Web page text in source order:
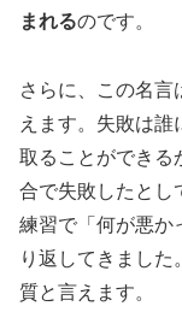
まれるのです。
さらに、この名言
えます。失敗は
取ることができる
合で失敗したとし
練習で「何が悪か
り返してきまし
質と言えます。